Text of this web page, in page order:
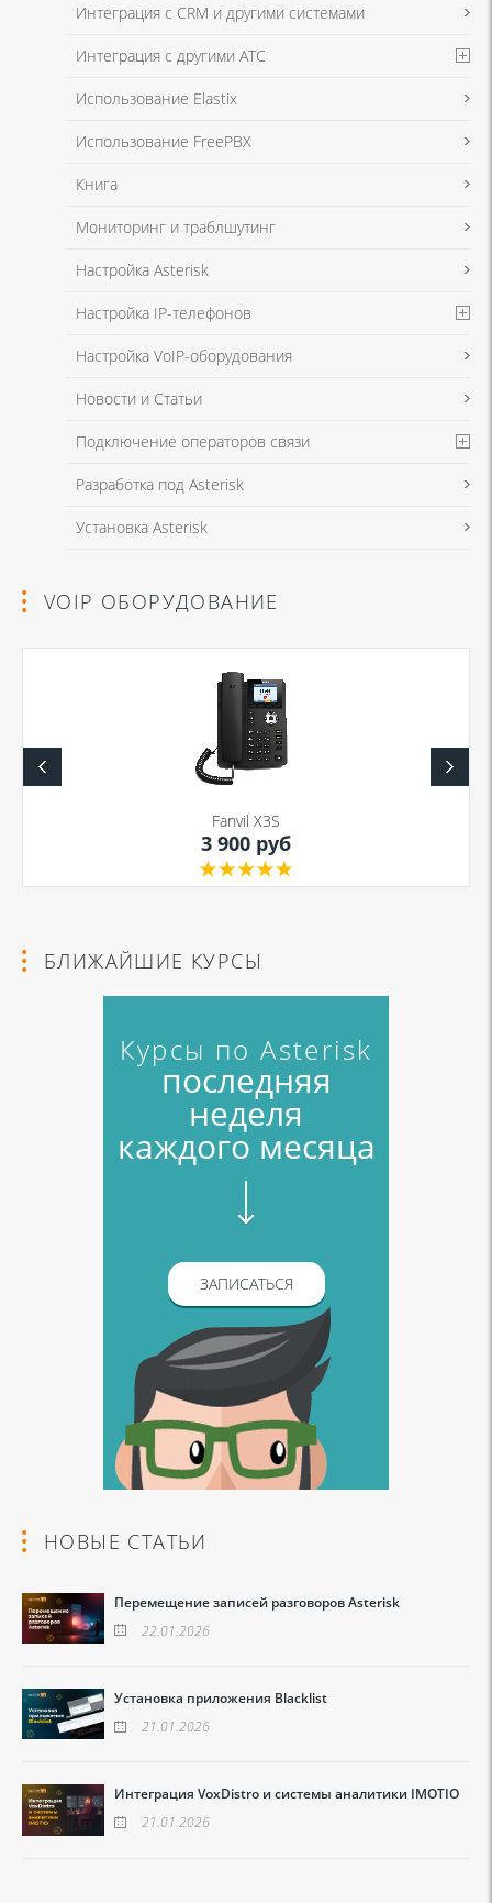
Я даю согласие на обработку моих персональных данных для связи
в соответствии с Политикой в отношении обработки персональных
Интеграция с CRM и другими системами
Интеграция с другими АТС
Использование Elastix
Использование FreePBX
Книга
Мониторинг и траблшутинг
Настройка Asterisk
Настройка IP-телефонов
Настройка VoIP-оборудования
Новости и Статьи
Подключение операторов связи
Разработка под Asterisk
Установка Asterisk
VOIP ОБОРУДОВАНИЕ
Fanvil X3S
3 900 руб
БЛИЖАЙШИЕ КУРСЫ
Курсы по Asterisk
последняя
неделя
каждого месяца
ЗАПИСАТЬСЯ
НОВЫЕ СТАТЬИ
Перемещение записей разговоров Asterisk
22.01.2026
Установка приложения Blacklist
21.01.2026
Интеграция VoxDistro и системы аналитики IMOTIO
21.01.2026